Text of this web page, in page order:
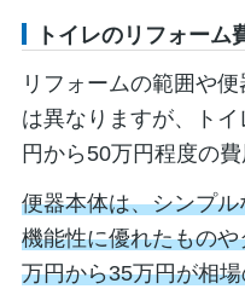
トイレのリフォーム
リフォームの範囲や
は異なりますが、ト
円から50万円程度の費
便器本体は、シンプ
機能性に優れたもの
万円から35万円が相